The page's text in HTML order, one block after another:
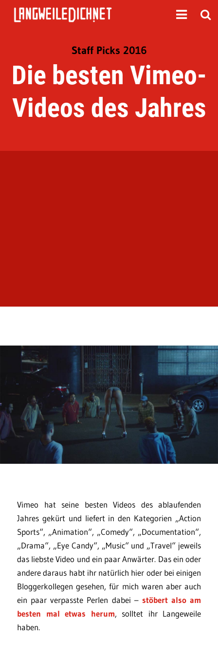
Staff Picks 2016
Die besten Vimeo-
Videos des Jahres
Vimeo hat seine besten Videos des ablaufenden
Jahres gekürt und liefert in den Kategorien „Action
Sports“, „Animation“, „Comedy“, „Documentation“,
„Drama“, „Eye Candy“, „Music“ und „Travel“ jeweils
das liebste Video und ein paar Anwärter. Das ein oder
andere daraus habt ihr natürlich hier oder bei einigen
Bloggerkollegen gesehen, für mich waren aber auch
ein paar verpasste Perlen dabei – stöbert also am
besten mal etwas herum, solltet ihr Langeweile
haben.